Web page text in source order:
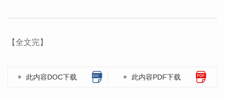
【全文完】
此内容DOC下载 此内容PDF下载